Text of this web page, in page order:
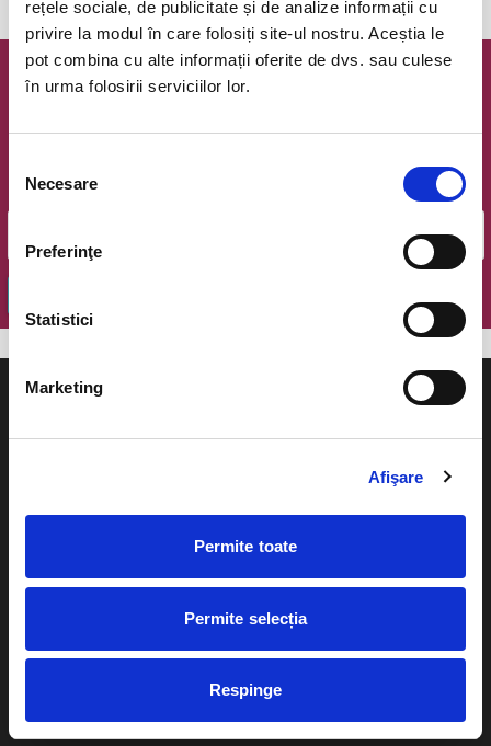
rețele sociale, de publicitate și de analize informații cu
privire la modul în care folosiți site-ul nostru. Aceștia le
pot combina cu alte informații oferite de dvs. sau culese
în urma folosirii serviciilor lor.
consimțământului
Necesare
Preferinţe
Statistici
Marketing
Afişare
Permite toate
Permite selecția
Respinge
Newsletter @ Bilete.ro
Email
Cum comand bilete?
eBilet printat acasa
Pentru copii
Diverse